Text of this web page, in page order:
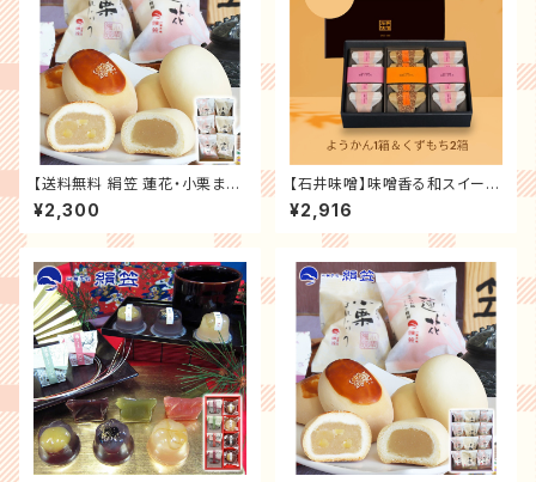
【送料無料 絹笠 蓮花・小栗まん
じゅう 6個入】大阪土産・大阪銘
菓「全国菓子大博覧会受賞店 御
菓子處」老舗の味 門真銘菓 和
¥2,300
【石井味噌】味噌香る和スイーツ
の詰合せ（ようかん１箱＆くずも
ち２箱セット） 送料無料 記念日
誕生日プレゼント お祝い 贈り物
¥2,916